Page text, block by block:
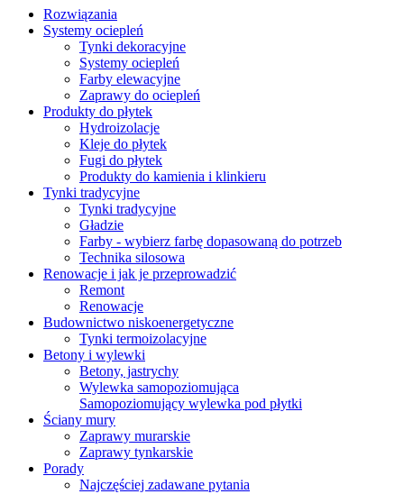
Rozwiązania
Systemy ociepleń
Tynki dekoracyjne
Systemy ociepleń
Farby elewacyjne
Zaprawy do ociepleń
Produkty do płytek
Hydroizolacje
Kleje do płytek
Fugi do płytek
Produkty do kamienia i klinkieru
Tynki tradycyjne
Tynki tradycyjne
Gładzie
Farby - wybierz farbę dopasowaną do potrzeb
Technika silosowa
Renowacje i jak je przeprowadzić
Remont
Renowacje
Budownictwo niskoenergetyczne
Tynki termoizolacyjne
Betony i wylewki
Betony, jastrychy
Wylewka samopoziomująca
Samopoziomujący wylewka pod płytki
Ściany mury
Zaprawy murarskie
Zaprawy tynkarskie
Porady
Najczęściej zadawane pytania